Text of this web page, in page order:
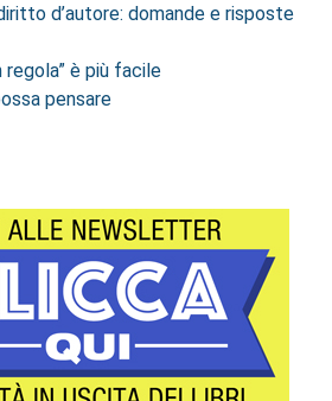
d’autore: domande e risposte
regola” è più facile
pensare